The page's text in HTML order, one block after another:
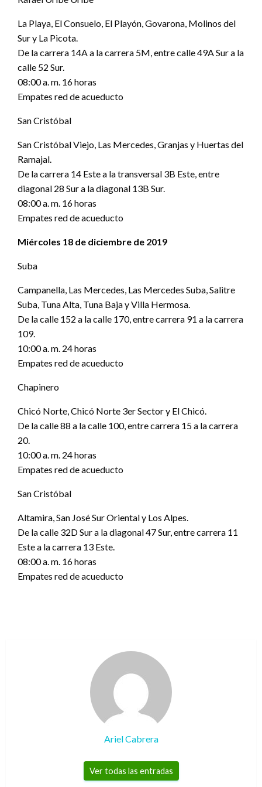
La Playa, El Consuelo, El Playón, Govarona, Molinos del
Sur y La Picota.
De la carrera 14A a la carrera 5M, entre calle 49A Sur a la
calle 52 Sur.
08:00 a. m. 16 horas
Empates red de acueducto
San Cristóbal
San Cristóbal Viejo, Las Mercedes, Granjas y Huertas del
Ramajal.
De la carrera 14 Este a la transversal 3B Este, entre
diagonal 28 Sur a la diagonal 13B Sur.
08:00 a. m. 16 horas
Empates red de acueducto
Miércoles 18 de diciembre de 2019
Suba
Campanella, Las Mercedes, Las Mercedes Suba, Salitre
Suba, Tuna Alta, Tuna Baja y Villa Hermosa.
De la calle 152 a la calle 170, entre carrera 91 a la carrera
109.
10:00 a. m. 24 horas
Empates red de acueducto
Chapinero
Chicó Norte, Chicó Norte 3er Sector y El Chicó.
De la calle 88 a la calle 100, entre carrera 15 a la carrera
20.
10:00 a. m. 24 horas
Empates red de acueducto
San Cristóbal
Altamira, San José Sur Oriental y Los Alpes.
De la calle 32D Sur a la diagonal 47 Sur, entre carrera 11
Este a la carrera 13 Este.
08:00 a. m. 16 horas
Empates red de acueducto
Ariel Cabrera
Ver todas las entradas